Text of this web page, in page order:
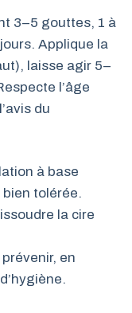
3–5 gouttes, 1 à
Applique la
laisse agir 5–
l’âge
du
à base
tolérée.
la cire
en